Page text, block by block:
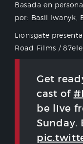
Basada en
por: Basil Iwanyk,
Lionsgate
Road Films /
Get
cast of
be live
Sunday.